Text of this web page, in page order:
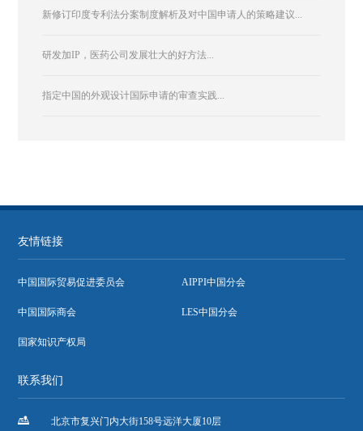
新修订印度专利法分案制度解析及对中国申请人的策略建议...
研发加IP，医药公司发展壮大的好方法...
指定中国的外观设计国际申请的审查实践...
友情链接
中国国际贸易促进委员会 AIPPI中国分会
中国国际商会 LES中国分会
国家知识产权局
联系我们
 北京市复兴门内大街158号远洋大厦10层